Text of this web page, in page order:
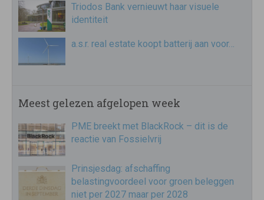
Triodos Bank vernieuwt haar visuele
identiteit
a.s.r. real estate koopt batterij aan voor…
Meest gelezen afgelopen week
PME breekt met BlackRock – dit is de
reactie van Fossielvrij
Prinsjesdag: afschaffing
belastingvoordeel voor groen beleggen
niet per 2027 maar per 2028